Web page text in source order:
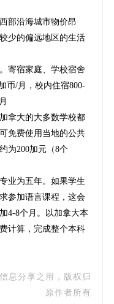
部沿海城市物价昂
少的偏远地区的生活
寄宿家庭、学校宿舍
币/月，校内住宿800-
拿大的大多数学校都
免费使用当地的公共
为200加元（8个
业为五年。如果学生
参加语言课程，这会
4-8个月。以加拿大本
计算，完成整个本科
息分享之用，版权归
原作者所有